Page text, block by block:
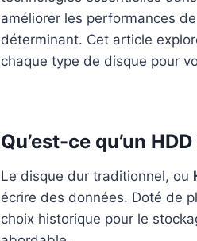
améliorer les performances
déterminant. Cet article
chaque type de disque pour
Qu’est-ce qu’un HDD
Le disque dur traditionnel, ou
écrire des données. Doté de
choix historique pour le